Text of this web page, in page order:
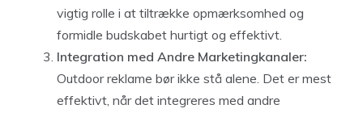
vigtig rolle i at tiltrække opmærksomhed og
formidle budskabet hurtigt og effektivt.
Integration med Andre Marketingkanaler:
Outdoor reklame bør ikke stå alene. Det er mest
effektivt, når det integreres med andre